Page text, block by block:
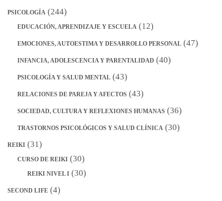
PSICOLOGÍA (244)
EDUCACIÓN, APRENDIZAJE Y ESCUELA (12)
EMOCIONES, AUTOESTIMA Y DESARROLLO PERSONAL (47)
INFANCIA, ADOLESCENCIA Y PARENTALIDAD (40)
PSICOLOGÍA Y SALUD MENTAL (43)
RELACIONES DE PAREJA Y AFECTOS (43)
SOCIEDAD, CULTURA Y REFLEXIONES HUMANAS (36)
TRASTORNOS PSICOLÓGICOS Y SALUD CLÍNICA (30)
REIKI (31)
CURSO DE REIKI (30)
REIKI NIVEL I (30)
SECOND LIFE (4)